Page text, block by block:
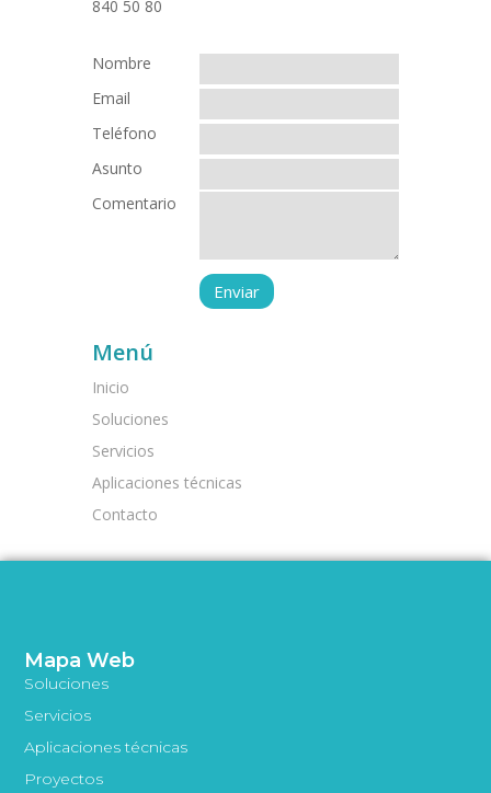
Nombre
Email
Teléfono
Asunto
Comentario
Menú
Inicio
Soluciones
Servicios
Aplicaciones técnicas
Contacto
Mapa Web
Soluciones
Servicios
Aplicaciones técnicas
Proyectos